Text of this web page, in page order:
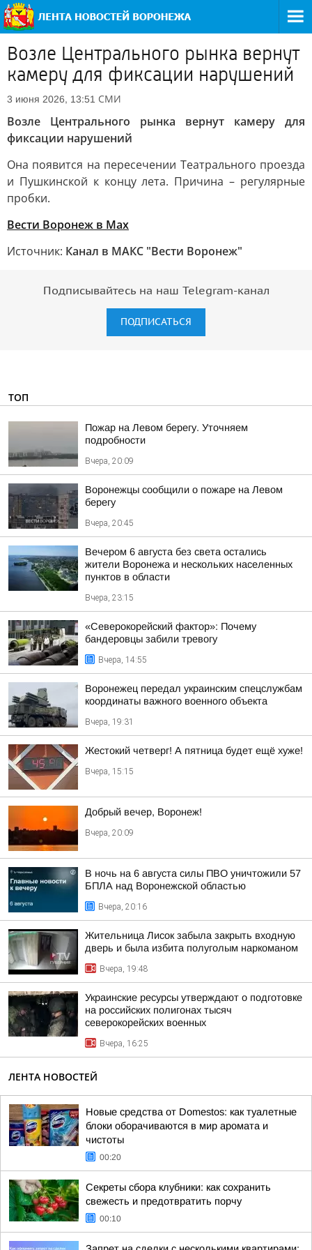
Возле Центрального рынка вернут
камеру для фиксации нарушений
3 июня 2026, 13:51 СМИ
Возле Центрального рынка вернут камеру для
фиксации нарушений
Она появится на пересечении Театрального проезда
и Пушкинской к концу лета. Причина – регулярные
пробки.
Вести Воронеж в Max
Источник: Канал в МАКС "Вести Воронеж"
Подписывайтесь на наш Telegram-канал
ПОДПИСАТЬСЯ
ТОП
Пожар на Левом берегу. Уточняем
подробности
Вчера, 20:09
Воронежцы сообщили о пожаре на Левом
берегу
Вчера, 20:45
Вечером 6 августа без света остались
жители Воронежа и нескольких населенных
пунктов в области
Вчера, 23:15
«Северокорейский фактор»: Почему
бандеровцы забили тревогу
Вчера, 14:55
Воронежец передал украинским спецслужбам
координаты важного военного объекта
Вчера, 19:31
Жестокий четверг! А пятница будет ещё хуже!
Вчера, 15:15
Добрый вечер, Воронеж!
Вчера, 20:09
В ночь на 6 августа силы ПВО уничтожили 57
БПЛА над Воронежской областью
Вчера, 20:16
Жительница Лисок забыла закрыть входную
дверь и была избита полуголым наркоманом
Вчера, 19:48
Украинские ресурсы утверждают о подготовке
на российских полигонах тысяч
северокорейских военных
Вчера, 16:25
ЛЕНТА НОВОСТЕЙ
Новые средства от Domestos: как туалетные
блоки оборачиваются в мир аромата и
чистоты
00:20
Секреты сбора клубники: как сохранить
свежесть и предотвратить порчу
00:10